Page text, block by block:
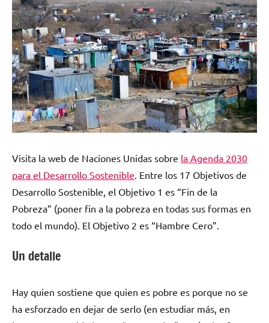
Visita la web de Naciones Unidas sobre la Agenda 2030
para el Desarrollo Sostenible. Entre los 17 Objetivos de
Desarrollo Sostenible, el Objetivo 1 es “Fin de la
Pobreza” (poner fin a la pobreza en todas sus formas en
todo el mundo). El Objetivo 2 es “Hambre Cero”.
Un detalle
Hay quien sostiene que quien es pobre es porque no se
ha esforzado en dejar de serlo (en estudiar más, en